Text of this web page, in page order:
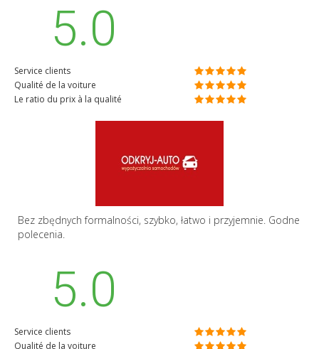
5.0
Service clients
Qualité de la voiture
Le ratio du prix à la qualité
Bez zbędnych formalności, szybko, łatwo i przyjemnie. Godne
polecenia.
5.0
Service clients
Qualité de la voiture